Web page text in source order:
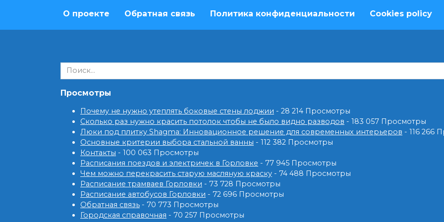
О проекте Обратная связь Политика конфиденциальности Cookies policy
Search
for:
Просмотры
Почему не нужно утеплять боковые стены лоджии - 28 214 Просмотры
Сколько раз нужно красить потолок чтобы не было видно разводов - 183 057 Просмотры
Люки под плитку Shagma: Инновационное решение для современных интерьеров - 116 266
Основные критерии выбора стальной ванны - 112 382 Просмотры
Контакты - 100 063 Просмотры
Расписания поездов и электричек в Горловке - 77 945 Просмотры
Чем можно перекрасить старую масляную краску - 74 488 Просмотры
Расписание трамваев Горловки - 73 728 Просмотры
Расписание автобусов Горловки - 72 696 Просмотры
Обратная связь - 70 773 Просмотры
Городская справочная - 70 257 Просмотры